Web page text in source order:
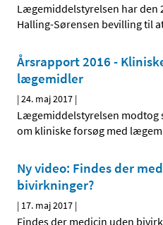
Lægemiddelstyrelsen har den
Halling-Sørensen bevilling til
Årsrapport 2016 -
lægemidler
|24. maj 2017 |
Lægemiddelstyrelsen modtog
om kliniske forsøg med
Ny video: Findes der
bivirkninger?
| 17. maj 2017 |
Findes der medicin uden